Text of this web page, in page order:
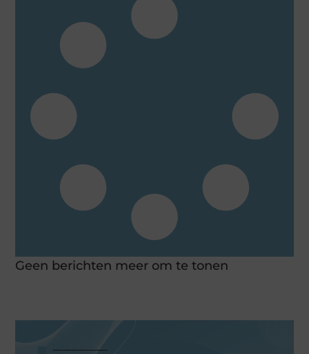
Geen berichten meer om te tonen